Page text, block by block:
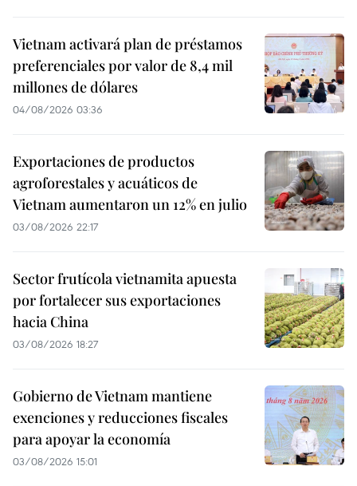
Vietnam activará plan de préstamos
preferenciales por valor de 8,4 mil
millones de dólares
04/08/2026 03:36
Exportaciones de productos
agroforestales y acuáticos de
Vietnam aumentaron un 12% en julio
03/08/2026 22:17
Sector frutícola vietnamita apuesta
por fortalecer sus exportaciones
hacia China
03/08/2026 18:27
Gobierno de Vietnam mantiene
exenciones y reducciones fiscales
para apoyar la economía
03/08/2026 15:01